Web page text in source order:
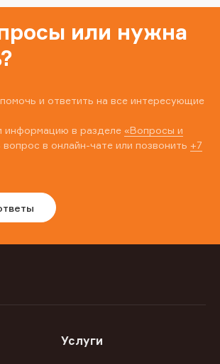
или нужна
и ответить на все интересующие
информацию в разделе «Вопросы и
вопрос в онлайн-чате или позвонить +7
Услуги